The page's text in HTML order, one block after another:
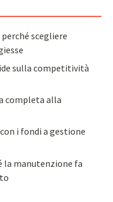
scegliere
sulla competitività
completa alla
i fondi a gestione
la manutenzione fa